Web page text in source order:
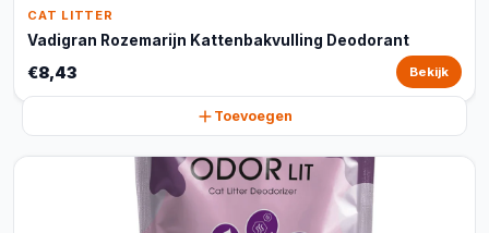
CAT LITTER
Vadigran Rozemarijn Kattenbakvulling Deodorant
€8,43 Bekijk
Toevoegen